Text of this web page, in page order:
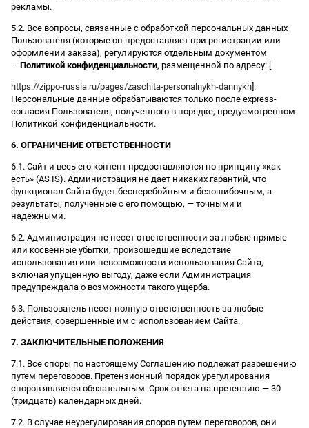
рекламы.
5.2. Все вопросы, связанные с обработкой персональных данных
Пользователя (которые он предоставляет при регистрации или
оформлении заказа), регулируются отдельным документом
— Политикой конфиденциальности, размещенной по адресу: [
https://zippo-russia.ru/pages/zaschita-personalnykh-dannykh].
Персональные данные обрабатываются только после express-
согласия Пользователя, полученного в порядке, предусмотренном
Политикой конфиденциальности.
6. ОГРАНИЧЕНИЕ ОТВЕТСТВЕННОСТИ
6.1. Сайт и весь его контент предоставляются по принципу «как
есть» (AS IS). Администрация не дает никаких гарантий, что
функционал Сайта будет бесперебойным и безошибочным, а
результаты, полученные с его помощью, — точными и
надежными.
6.2. Администрация не несет ответственности за любые прямые
или косвенные убытки, произошедшие вследствие
использования или невозможности использования Сайта,
включая упущенную выгоду, даже если Администрация
предупреждала о возможности такого ущерба.
6.3. Пользователь несет полную ответственность за любые
действия, совершенные им с использованием Сайта.
7. ЗАКЛЮЧИТЕЛЬНЫЕ ПОЛОЖЕНИЯ
7.1. Все споры по настоящему Соглашению подлежат разрешению
путем переговоров. Претензионный порядок урегулирования
споров является обязательным. Срок ответа на претензию — 30
(тридцать) календарных дней.
7.2. В случае неурегулирования споров путем переговоров, они